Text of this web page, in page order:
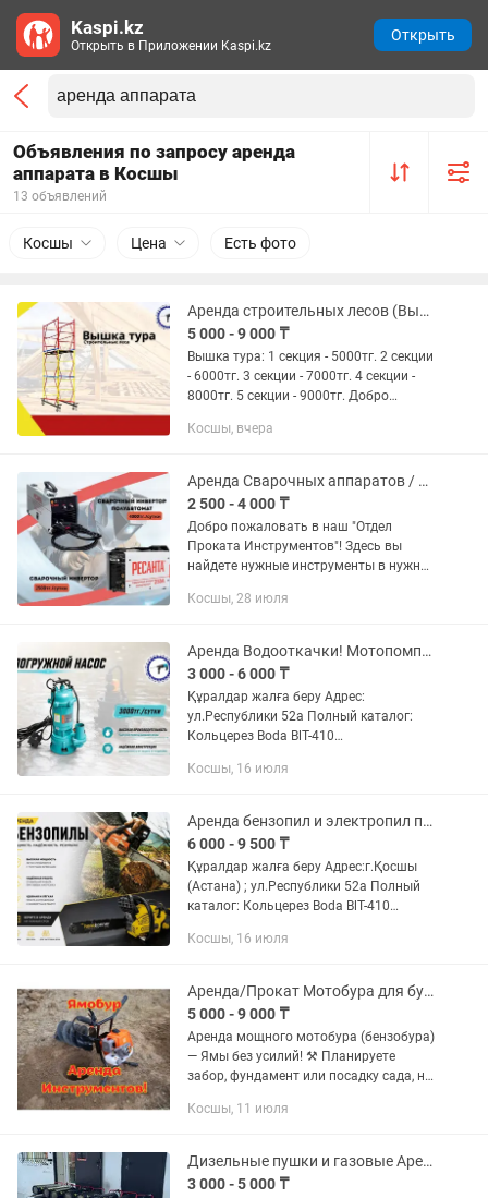
Объявления по запросу аренда
аппарата в Косшы
13 объявлений
Косшы Цена Есть фото
Аренда строительных лесов (Вышка Тура)
5 000 - 9 000 ₸
Вышка тура: 1 секция - 5000тг. 2 секции
- 6000тг. 3 секции - 7000тг. 4 секции -
8000тг. 5 секции - 9000тг. Добро
Инструментов"! Здесь вы найдете
Косшы, вчера
Аренда Сварочных аппаратов / полуавтомат
2 500 - 4 000 ₸
Добро пожаловать в наш "Отдел
Проката Инструментов"! Здесь вы
найдете нужные инструменты в нужное
Наш прокат является самым
Косшы, 28 июля
Аренда Водооткачки! Мотопомпа, погружной насос
3 000 - 6 000 ₸
Құралдар жалға беру Адрес:
ул.Республики 52а Полный каталог:
Кольцерез Boda BlT-410
Гайковерт с набором головок
Бетоносмеситель ALTECO...
Косшы, 16 июля
Аренда бензопил и электропил по дереву!
6 000 - 9 500 ₸
Құралдар жалға беру Адрес:г.Қосшы
(Астана) ; ул.Республики 52а Полный
каталог: Кольцерез Boda BlT-410
Гайковерт с набором головок
Косшы, 16 июля
Аренда/Прокат Мотобура для бурения лунок!
5 000 - 9 000 ₸
Аренда мощного мотобура (бензобура)
— Ямы без усилий! ⚒️ Планируете
забор, фундамент или посадку сада, но
инструмент на один раз? Возьмите
Косшы, 11 июля
Дизельные пушки и газовые Аренда/Прокат
3 000 - 5 000 ₸
Kaspi.kz
Открыть в Приложении Kaspi.kz
Открыть